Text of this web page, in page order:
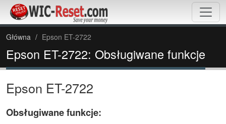
Główna Epson ET-2722
Epson ET-2722: Obsługiwane funkcje
Epson ET-2722
Obsługiwane funkcje: